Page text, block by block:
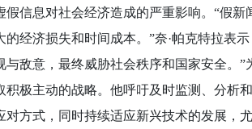
信息对社会经济造成的严重影响。“假
经济损失和时间成本。”奈·帕克特拉表
敌意，最终威胁社会秩序和国家安全。
极主动的战略。他呼吁及时监测、分析
方式，同时持续适应新兴技术的发展，